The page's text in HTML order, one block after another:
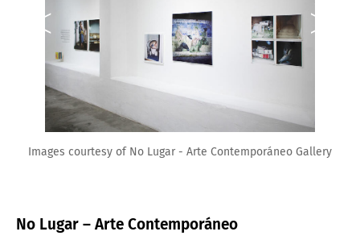
Images courtesy of No Lugar - Arte Contemporáneo Gallery
No Lugar – Arte Contemporáneo